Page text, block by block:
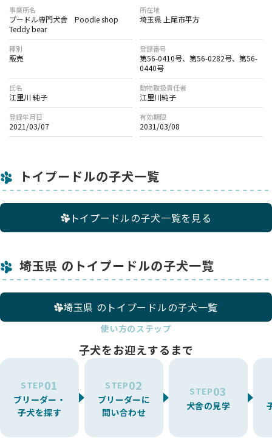
事業所名
プードル専門犬舎 Poodle shop
Teddy bear
所在地
埼玉県 上尾市平方
種別
販売
登録番号
第56-0410号、第56-0282号、第56-
0440号
氏名
江里川 純子
動物取扱責任者
江里川純子
登録年月日
2021/03/07
有効期限
2031/03/08
トイプードルの子犬一覧
トイプードルの子犬一覧を見る
埼玉県 のトイプードルの子犬一覧
埼玉県 のトイプードルの子犬一覧
使い方のステップ
子犬をお迎えするまで
STEP01
ブリーダー・
子犬を探す
STEP02
ブリーダーに
問い合わせ
STEP03
犬舎の見学